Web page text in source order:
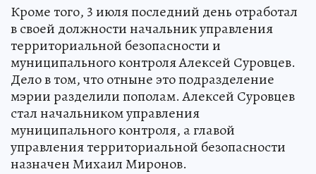
Кроме того, 3 июля последний день отработал
в своей должности начальник управления
территориальной безопасности и
муниципального контроля Алексей Суровцев.
Дело в том, что отныне это подразделение
мэрии разделили пополам. Алексей Суровцев
стал начальником управления
муниципального контроля, а главой
управления территориальной безопасности
назначен Михаил Миронов.